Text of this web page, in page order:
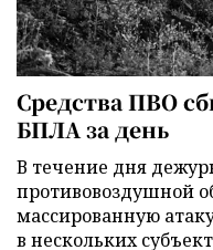
Средства ПВО
БПЛА за день
В течение дня
противовоздушной
массированную
в нескольких